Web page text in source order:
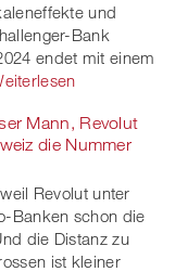
und
Bank
endet mit einem
Mann, Revolut
die Nummer
Revolut unter
Banken schon die
die Distanz zu
ist kleiner